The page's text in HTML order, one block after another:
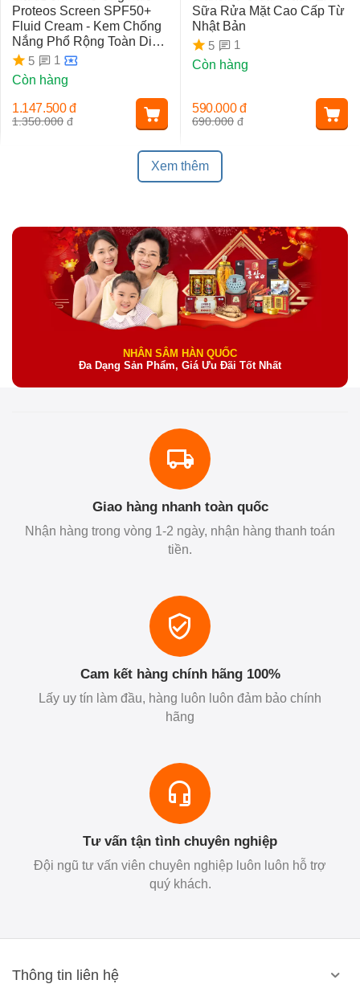
Proteos Screen SPF50+
Fluid Cream - Kem Chống
Nắng Phổ Rộng Toàn Diện
Ngừa Lão Hóa, Nám Da
5
1
Còn hàng
1.350.000 đ
1.147.500 đ
Sữa Rửa Mặt Cao Cấp Từ
Nhật Bản
5
1
Còn hàng
690.000 đ
590.000 đ
Xem thêm
NHÂN SÂM HÀN QUỐC
Đa Dạng Sản Phẩm, Giá Ưu Đãi Tốt Nhất
Giao hàng nhanh toàn quốc
Nhận hàng trong vòng 1-2 ngày, nhận hàng thanh toán
tiền.
Cam kết hàng chính hãng 100%
Lấy uy tín làm đầu, hàng luôn luôn đảm bảo chính
hãng
Tư vấn tận tình chuyên nghiệp
Đội ngũ tư vấn viên chuyên nghiệp luôn luôn hỗ trợ
quý khách.
Thông tin liên hệ